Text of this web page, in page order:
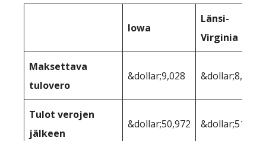
Iowa
Länsi-
Virginia
Maksettava
tulovero
&dollar;9,028 &dollar;8,623
Tulot verojen
jälkeen
&dollar;50,972 &dollar;51,377